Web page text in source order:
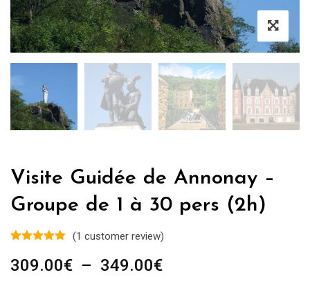
Visite Guidée de Annonay –
Groupe de 1 à 30 pers (2h)
(1 customer review)
309.00€ – 349.00€Plage